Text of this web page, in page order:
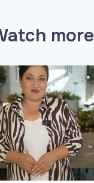
more